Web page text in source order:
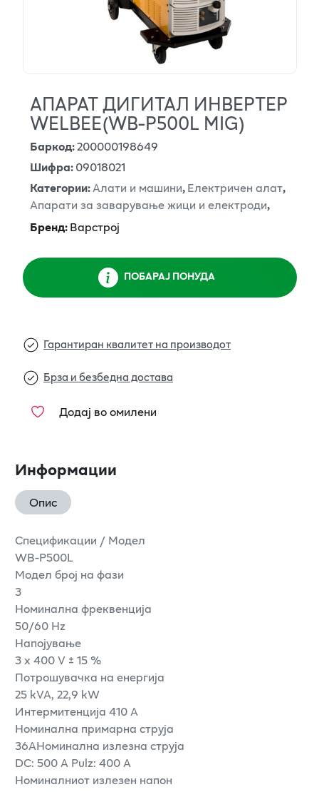
АПАРАТ ДИГИТАЛ ИНВЕРТЕР
WELBEE(WB-P500L MIG)
Баркод:200000198649
Шифра:09018021
Категории:Алати и машини,Електричен алат,
Апарати за заварување жици и електроди,
Бренд:Варстрој
ПОБАРАЈ ПОНУДА
Гарантиран квалитет на производот
Брза и безбедна достава
Додај во омилени
Информации
Опис
Спецификации / Модел
WB-P500L
Модел број на фази
3
Номинална фреквенција
50/60 Hz
Напојување
3 x 400 V ± 15 %
Потрошувачка на енергија
25 kVA, 22,9 kW
Интермитенција 410 А
Номинална примарна струја
36АНоминална излезна струја
DC: 500 A Pulz: 400 A
Номиналниот излезен напон